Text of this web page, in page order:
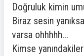
Doğruluk kimin
Biraz sesin
varsa ohhhhh...
Kimse